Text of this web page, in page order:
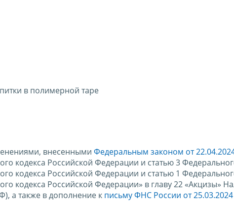
в полимерной таре
внесенными Федеральным законом от
кодекса Российской Федерации и статью 3
кодекса Российской Федерации и статью 1
кодекса Российской Федерации» в главу 22 «Акцизы»
а также в дополнение к письму ФНС России от